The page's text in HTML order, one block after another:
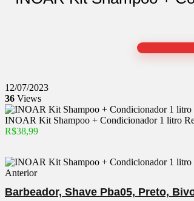
12/07/2023
36 Views
INOAR Kit Shampoo + Condicionador 1 litro
R$38,99
Anterior
Barbeador, Shave Pba05, Preto,